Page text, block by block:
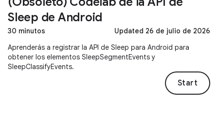
Sleep de Android
30 minutos
Updated 26 de julio de 2026
Aprenderás a registrar la API de Sleep para Android para
obtener los elementos SleepSegmentEvents y
SleepClassifyEvents.
Start